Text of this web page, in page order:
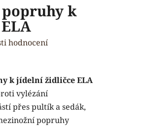
k
hodnocení
kjídelní židličce ELA
vylézání
přes pultík a sedák,
popruhy